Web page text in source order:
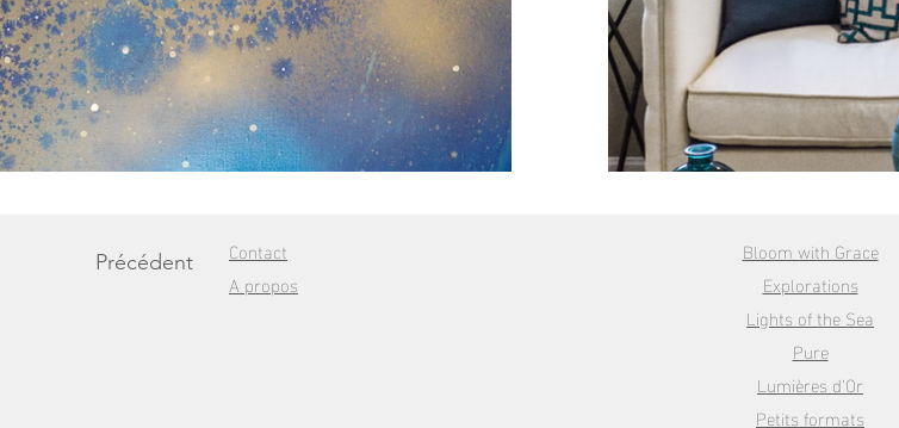
Précédent
Contact
A propos
Bloom with Grace
Explorations
Lights of the Sea
Pure
Lumières d'Or
Petits formats